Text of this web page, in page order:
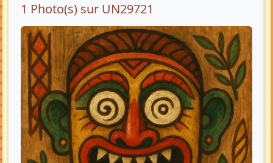
1 Photo(s) sur UN29721